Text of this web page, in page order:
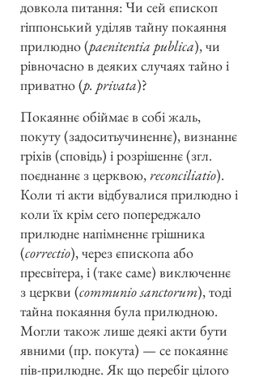
довкола питання: Чи сей єпископ
гіппонський уділяв тайну покаяння
прилюдно (paenitentia publica), чи
рівночасно в деяких случаях тайно і
приватно (p. privata)?
Покаяннє обіймає в собі жаль,
покуту (задоситьучиненнє), визнаннє
гріхів (сповідь) і розрішеннє (згл.
поєднаннє з церквою,reconciliatio).
Коли ті акти відбувалися прилюдно і
коли їх крім сего попереджало
прилюдне напімненнє грішника
(correctio), через єпископа або
пресвітера, і (таке саме) виключеннє
з церкви (communio sanctorum), тоді
тайна покаяння була прилюдною.
Могли також лише деякі акти бути
явними (пр. покута) — се покаяннє
пів-прилюдне. Як що перебіг цілого